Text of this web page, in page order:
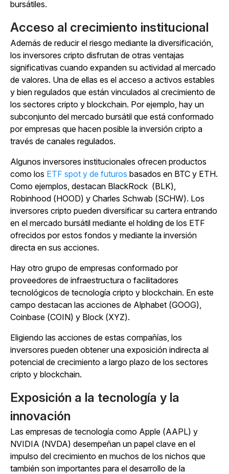
bursátiles.
Acceso al crecimiento institucional
Además de reducir el riesgo mediante la diversificación,
los inversores cripto disfrutan de otras ventajas
significativas cuando expanden su actividad al mercado
de valores. Una de ellas es el acceso a activos estables
y bien regulados que están vinculados al crecimiento de
los sectores cripto y blockchain. Por ejemplo, hay un
subconjunto del mercado bursátil que está conformado
por empresas que hacen posible la inversión cripto a
través de canales regulados.
Algunos inversores institucionales ofrecen productos
como los ETF spot y de futuros basados en BTC y ETH.
Como ejemplos, destacan BlackRock (BLK),
Robinhood (HOOD) y Charles Schwab (SCHW). Los
inversores cripto pueden diversificar su cartera entrando
en el mercado bursátil mediante el holding de los ETF
ofrecidos por estos fondos y mediante la inversión
directa en sus acciones.
Hay otro grupo de empresas conformado por
proveedores de infraestructura o facilitadores
tecnológicos de tecnología cripto y blockchain. En este
campo destacan las acciones de Alphabet (GOOG),
Coinbase (COIN) y Block (XYZ).
Eligiendo las acciones de estas compañías, los
inversores pueden obtener una exposición indirecta al
potencial de crecimiento a largo plazo de los sectores
cripto y blockchain.
Exposición a la tecnología y la
innovación
Las empresas de tecnología como Apple (AAPL) y
NVIDIA (NVDA) desempeñan un papel clave en el
impulso del crecimiento en muchos de los nichos que
también son importantes para el desarrollo de la